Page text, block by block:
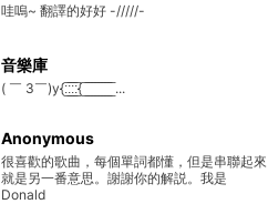
哇嗚~ 翻譯的好好 -/////-
音樂庫
( ￣ 3￣)y{:̲̅:̲̅:̲̅:̲̅{ ̲̅ ̲̅ ̲̅ ̲̅ ̲̅ ̲̅ ̲̅ ̲̅ ̲̅ ...
Anonymous
很喜歡的歌曲，每個單詞都懂，但是串聯起來
就是另一番意思。謝謝你的解説。我是
Donald